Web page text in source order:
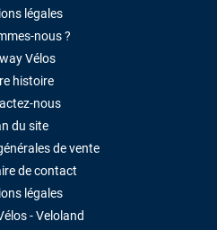
légales
nous ?
Vélos
histoire
nous
du site
de vente
de contact
légales
- Veloland